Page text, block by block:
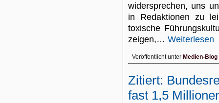
widersprechen, uns
in Redaktionen zu
toxische
zeigen,… Weiterlesen
Veröffentlicht unter Medien-Blog
Zitiert:
fast 1,5